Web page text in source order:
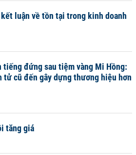
luận về tồn tại trong kinh doanh
tiếng đứng sau tiệm vàng Mi Hồng:
tử cũ đến gây dựng thương hiệu hơn
tăng giá